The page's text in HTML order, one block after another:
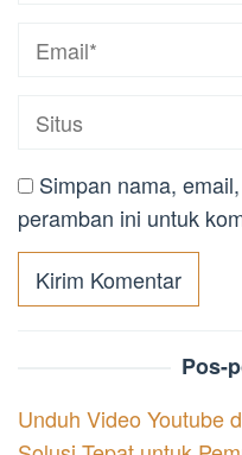
Simpan nama,
peramban ini untuk
Pos-
Unduh Video Youtube